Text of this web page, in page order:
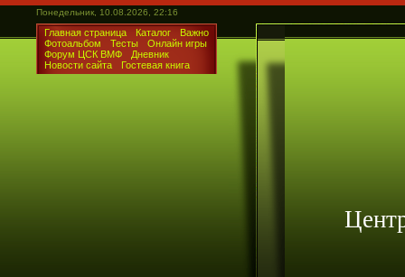
Понедельник, 10.08.2026, 22:16
Главная страница Каталог
Важно
Фотоальбом
Тесты
Онлайн игры
Форум ЦСК ВМФ
Дневник
Новости сайта
Гостевая книга